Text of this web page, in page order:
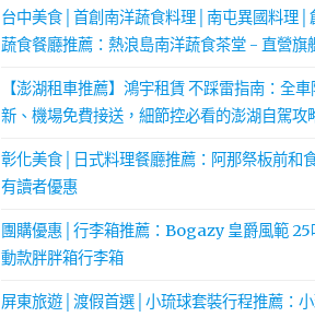
台中美食│首創南洋蔬食料理│南屯異國料理│
蔬食餐廳推薦：熱浪島南洋蔬食茶堂 - 直營旗
【澎湖租車推薦】鴻宇租賃 不踩雷指南：全
新、機場免費接送，細節控必看的澎湖自駕攻
彰化美食│日式料理餐廳推薦：阿那祭板前和
有讀者優惠
團購優惠│行李箱推薦：Bogazy 皇爵風範 25
動款胖胖箱行李箱
屏東旅遊│渡假首選│小琉球套裝行程推薦：